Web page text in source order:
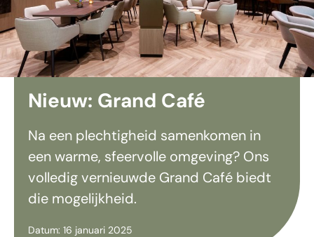
Nieuw: Grand Café
Na een plechtigheid samenkomen in
een warme, sfeervolle omgeving? Ons
volledig vernieuwde Grand Café biedt
die mogelijkheid.
Datum: 16 januari 2025